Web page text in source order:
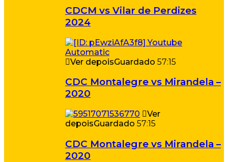
CDCM vs Vilar de Perdizes
2024
Ver depoisGuardado 57:15
CDC Montalegre vs Mirandela –
2020
Ver
depoisGuardado 57:15
CDC Montalegre vs Mirandela –
2020